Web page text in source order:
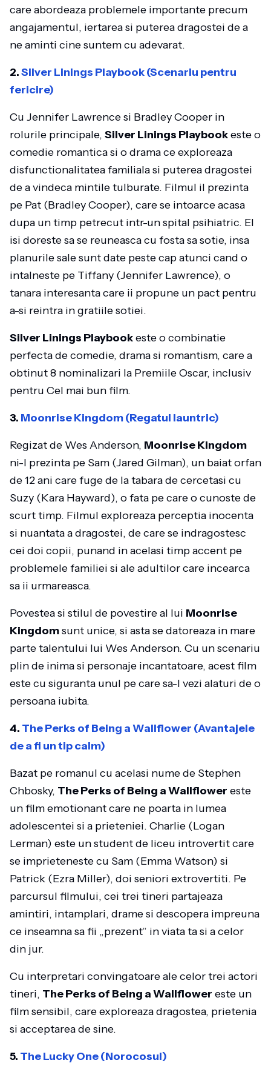
care abordeaza problemele importante precum
angajamentul, iertarea si puterea dragostei de a
ne aminti cine suntem cu adevarat.
2.Silver Linings Playbook (Scenariu pentru
fericire)
Cu Jennifer Lawrence si Bradley Cooper in
rolurile principale, Silver Linings Playbookeste o
comedie romantica si o drama ce exploreaza
disfunctionalitatea familiala si puterea dragostei
de a vindeca mintile tulburate. Filmul il prezinta
pe Pat (Bradley Cooper), care se intoarce acasa
dupa un timp petrecut intr-un spital psihiatric. El
isi doreste sa se reuneasca cu fosta sa sotie, insa
planurile sale sunt date peste cap atunci cand o
intalneste pe Tiffany (Jennifer Lawrence), o
tanara interesanta care ii propune un pact pentru
a-si reintra in gratiile sotiei.
Silver Linings Playbookeste o combinatie
perfecta de comedie, drama si romantism, care a
obtinut 8 nominalizari la Premiile Oscar, inclusiv
pentru Cel mai bun film.
3. Moonrise Kingdom (Regatul launtric)
Regizat de Wes Anderson, Moonrise Kingdom
ni-l prezinta pe Sam (Jared Gilman), un baiat orfan
de 12 ani care fuge de la tabara de cercetasi cu
Suzy (Kara Hayward), o fata pe care o cunoste de
scurt timp. Filmul exploreaza perceptia inocenta
si nuantata a dragostei, de care se indragostesc
cei doi copii, punand in acelasi timp accent pe
problemele familiei si ale adultilor care incearca
sa ii urmareasca.
Povestea si stilul de povestire al lui Moonrise
Kingdomsunt unice, si asta se datoreaza in mare
parte talentului lui Wes Anderson. Cu un scenariu
plin de inima si personaje incantatoare, acest film
este cu siguranta unul pe care sa-l vezi alaturi de o
persoana iubita.
4. The Perks of Being a Wallflower (Avantajele
de a fi un tip calm)
Bazat pe romanul cu acelasi nume de Stephen
Chbosky, The Perks of Being a Wallflower este
un film emotionant care ne poarta in lumea
adolescentei si a prieteniei. Charlie (Logan
Lerman) este un student de liceu introvertit care
se imprieteneste cu Sam (Emma Watson) si
Patrick (Ezra Miller), doi seniori extrovertiti. Pe
parcursul filmului, cei trei tineri partajeaza
amintiri, intamplari, drame si descopera impreuna
ce inseamna sa fii „prezent” in viata ta si a celor
din jur.
Cu interpretari convingatoare ale celor trei actori
tineri, The Perks of Being a Wallflower este un
film sensibil, care exploreaza dragostea, prietenia
si acceptarea de sine.
5. The Lucky One (Norocosul)